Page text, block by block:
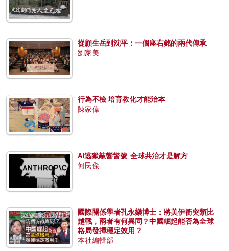
從顧生岳到沈平：一個座右銘的兩代傳承
劉家美
行為不檢 培育教化才能治本
陳家偉
AI逃獄敲響警號 全球共治才是解方
何民傑
國際關係學者孔永樂博士：將美伊衝突類比
越戰，兩者有何異同？中國崛起能否為全球
格局發揮穩定效用？
本社編輯部